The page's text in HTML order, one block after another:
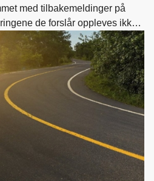
med tilbakemeldinger på
de forslår oppleves ikke